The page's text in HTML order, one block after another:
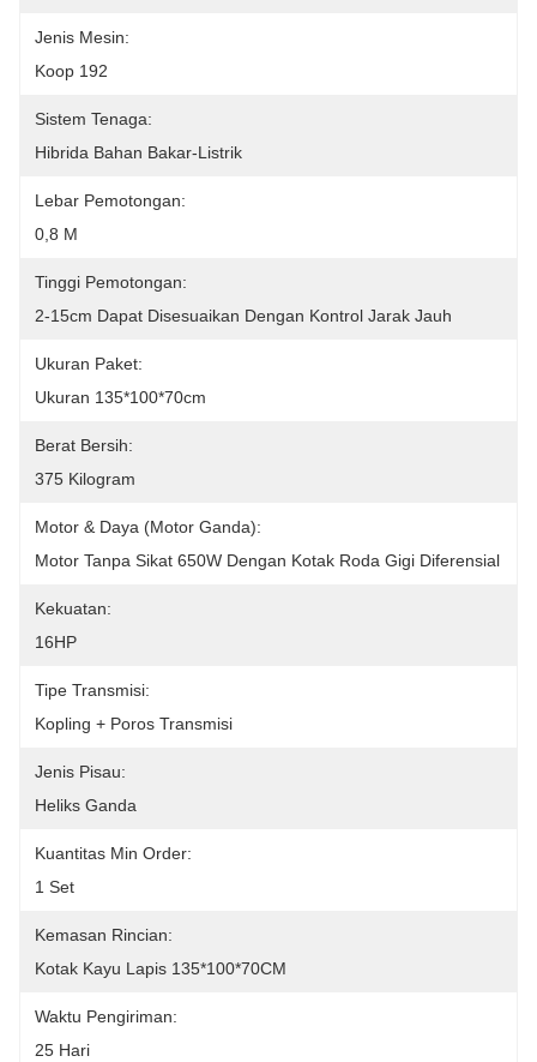
Jenis Mesin:
Koop 192
Sistem Tenaga:
Hibrida Bahan Bakar-Listrik
Lebar Pemotongan:
0,8 M
Tinggi Pemotongan:
2-15cm Dapat Disesuaikan Dengan Kontrol Jarak Jauh
Ukuran Paket:
Ukuran 135*100*70cm
Berat Bersih:
375 Kilogram
Motor & Daya (motor Ganda):
Motor Tanpa Sikat 650W Dengan Kotak Roda Gigi Diferensial
Kekuatan:
16HP
Tipe Transmisi:
Kopling + Poros Transmisi
Jenis Pisau:
Heliks Ganda
Kuantitas Min Order:
1 Set
Kemasan Rincian:
Kotak Kayu Lapis 135*100*70CM
Waktu Pengiriman:
25 Hari